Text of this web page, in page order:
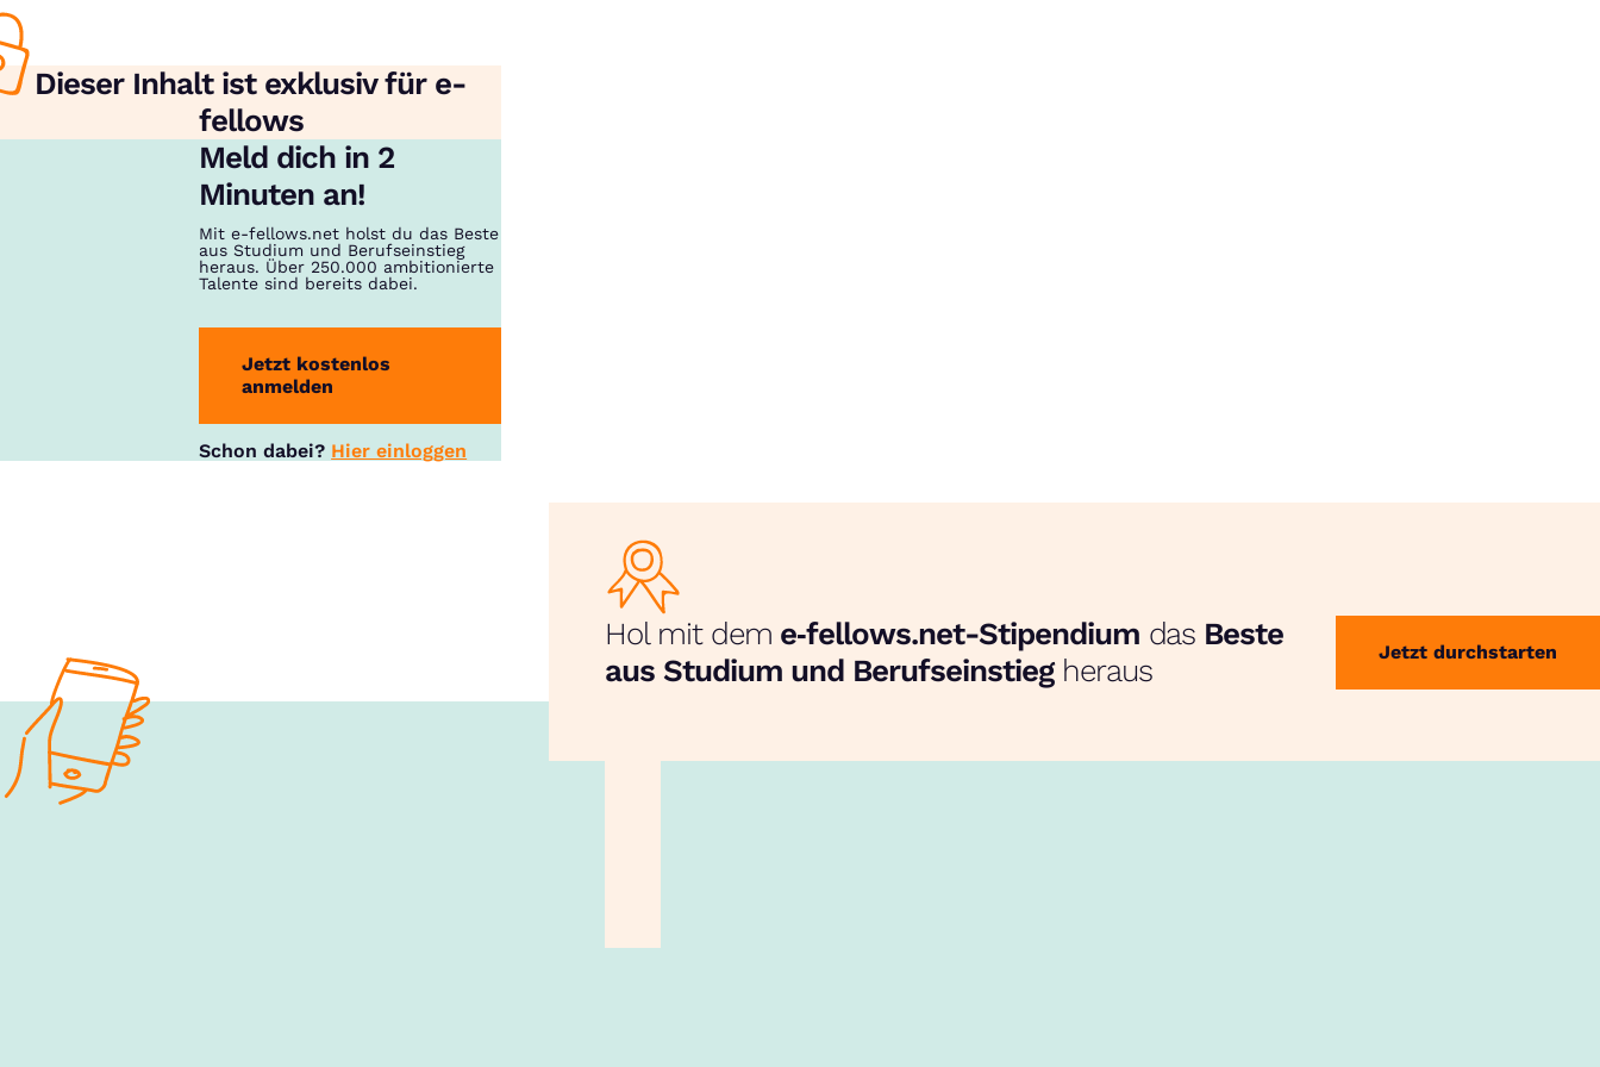
Dieser Inhalt ist exklusiv für e-
fellows
Meld dich in 2
Minuten an!
Mit e-fellows.net holst du das Beste
aus Studium und Berufseinstieg
heraus. Über 250.000 ambitionierte
Talente sind bereits dabei.
Jetzt kostenlos
anmelden
Schon dabei? Hier einloggen
Hol mit dem e‑fellows.net-Stipendium das Beste
aus Studium und Berufseinstieg heraus
Jetzt durchstarten